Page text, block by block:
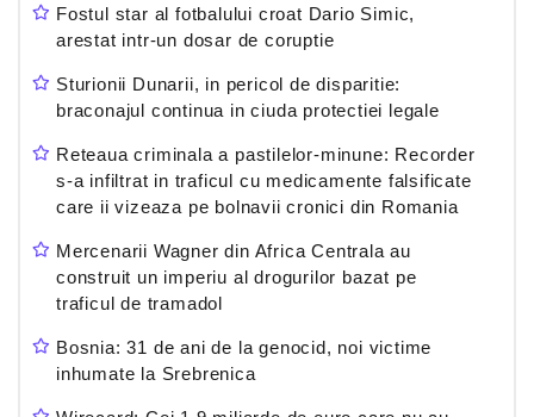
Fostul star al fotbalului croat Dario Simic,
arestat intr-un dosar de coruptie
Sturionii Dunarii, in pericol de disparitie:
braconajul continua in ciuda protectiei legale
Reteaua criminala a pastilelor-minune: Recorder
s-a infiltrat in traficul cu medicamente falsificate
care ii vizeaza pe bolnavii cronici din Romania
Mercenarii Wagner din Africa Centrala au
construit un imperiu al drogurilor bazat pe
traficul de tramadol
Bosnia: 31 de ani de la genocid, noi victime
inhumate la Srebrenica